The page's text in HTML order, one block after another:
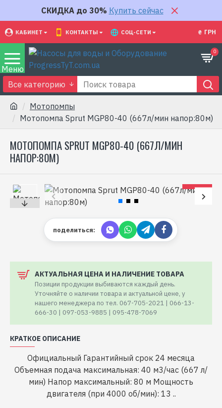
СКИДКА до 30% Купить сейчас
КАБИНЕТ КОНТАКТЫ СОЦ-СЕТИ ₴ ГРН
0
Все категорию
Мотопомпы
Мотопомпа Sprut MGP80-40 (667л/мин напор:80м)
МОТОПОМПА SPRUT MGP80-40 (667Л/МИН
НАПОР:80М)
поделиться:
АКТУАЛЬНАЯ ЦЕНА И НАЛИЧЕНИЕ ТОВАРА
Позиции продукции выбиваются каждый день.
Уточняйте о наличии товара и актуальной цене, у
нашего менеджера по тел. 067-705-2021 | 066-13-
666-30 | 097-053-9885 | 095-478-7069
КРАТКОЕ ОПИСАНИЕ
Официальный Гарантийный срок 24 месяца
Объемная подача максимальная: 40 м3/час (667 л/
мин) Напор максимальный: 80 м Мощность
двигателя (при 4000 об/мин): 13 ..